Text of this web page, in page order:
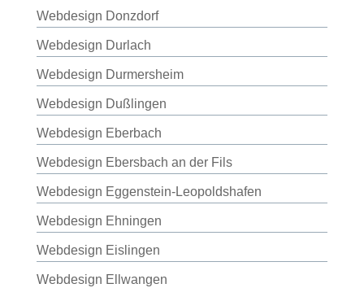
Webdesign Donzdorf
Webdesign Durlach
Webdesign Durmersheim
Webdesign Dußlingen
Webdesign Eberbach
Webdesign Ebersbach an der Fils
Webdesign Eggenstein-Leopoldshafen
Webdesign Ehningen
Webdesign Eislingen
Webdesign Ellwangen